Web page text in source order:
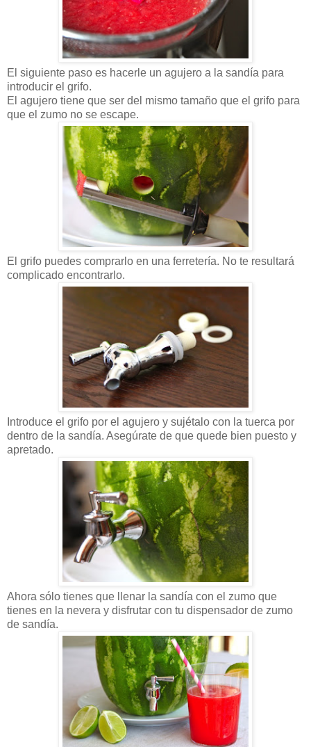
El siguiente paso es hacerle un agujero a la sandía para
introducir el grifo.
El agujero tiene que ser del mismo tamaño que el grifo para
que el zumo no se escape.
El grifo puedes comprarlo en una ferretería. No te resultará
complicado encontrarlo.
Introduce el grifo por el agujero y sujétalo con la tuerca por
dentro de la sandía. Asegúrate de que quede bien puesto y
apretado.
Ahora sólo tienes que llenar la sandía con el zumo que
tienes en la nevera y disfrutar con tu dispensador de zumo
de sandía.